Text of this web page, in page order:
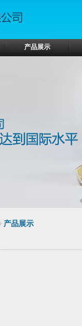
产品展示
产品展示